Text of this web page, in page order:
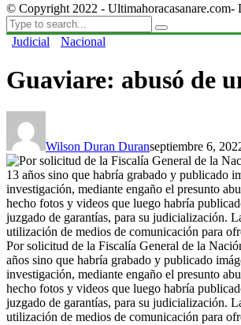
© Copyright 2022 - Ultimahoracasanare.com-
Judicial Nacional
Guaviare: abusó de
Wilson Duran Duranseptiembre 6,
Por solicitud de la Fiscalía General de la
años sino que habría grabado y publicado
investigación, mediante engaño el presunto
hecho fotos y videos que luego habría
juzgado de garantías, para su judicialización.
utilización de medios de comunicación para